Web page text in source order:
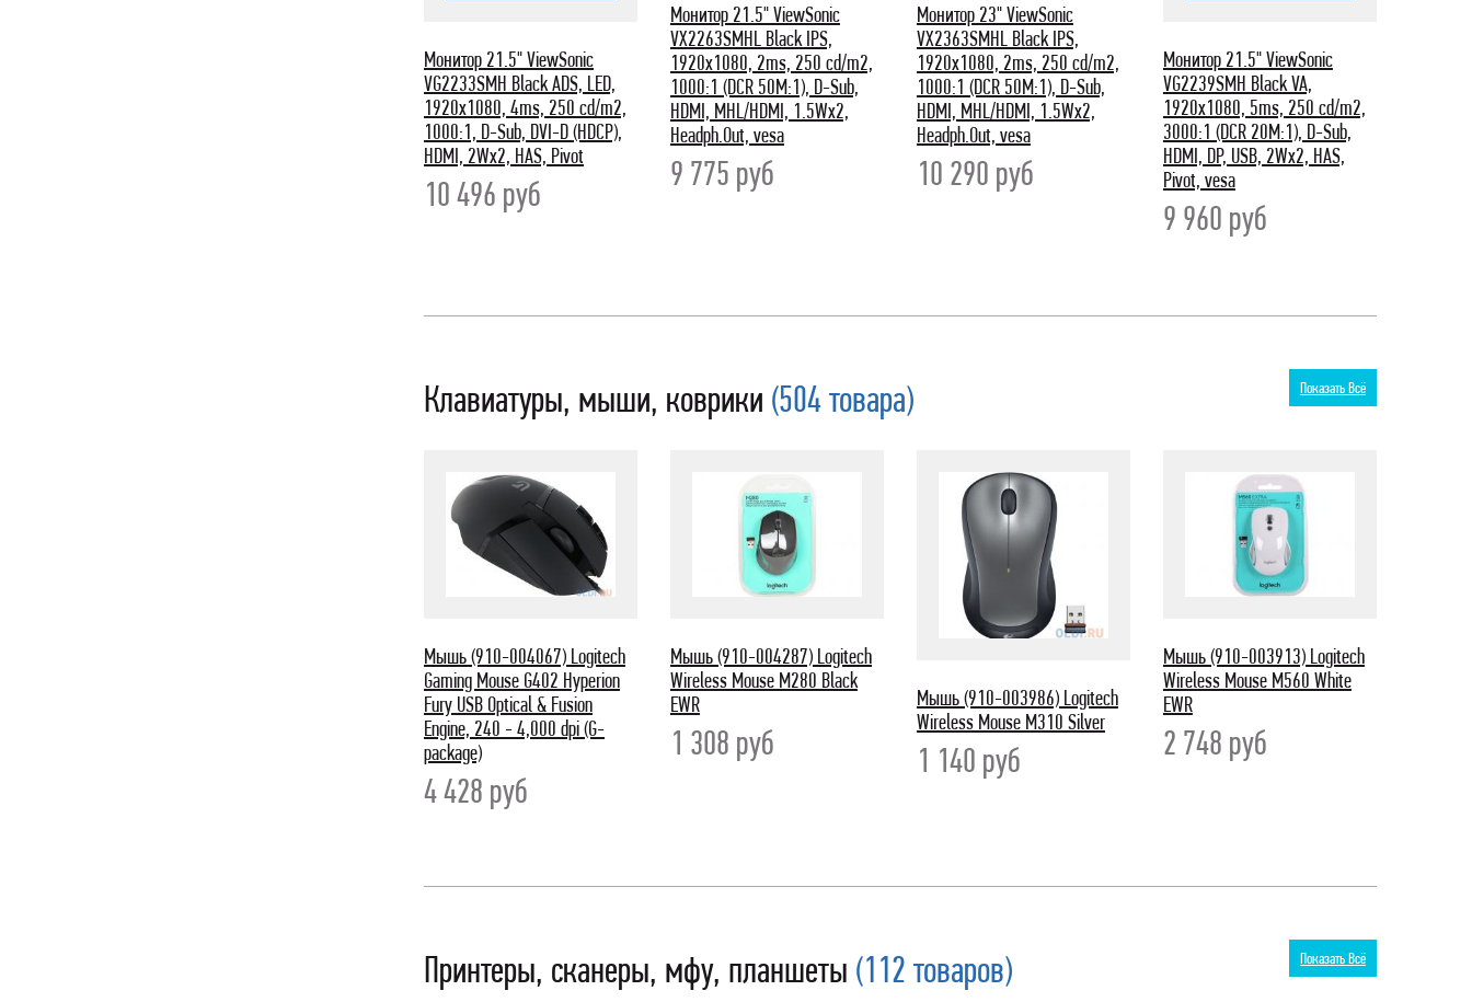
Монитор 21.5" ViewSonic
VG2233SMH Black ADS, LED,
1920x1080, 4ms, 250 cd/m2,
1000:1, D-Sub, DVI-D (HDCP),
HDMI, 2Wx2, HAS, Pivot
10 496 руб
Монитор 21.5" ViewSonic
VX2263SMHL Black IPS,
1920x1080, 2ms, 250 cd/m2,
1000:1 (DCR 50M:1), D-Sub,
HDMI, MHL/HDMI, 1.5Wx2,
Headph.Out, vesa
9 775 руб
Монитор 23" ViewSonic
VX2363SMHL Black IPS,
1920x1080, 2ms, 250 cd/m2,
1000:1 (DCR 50M:1), D-Sub,
HDMI, MHL/HDMI, 1.5Wx2,
Headph.Out, vesa
10 290 руб
Монитор 21.5" ViewSonic
VG2239SMH Black VA,
1920x1080, 5ms, 250 cd/m2,
3000:1 (DCR 20M:1), D-Sub,
HDMI, DP, USB, 2Wx2, HAS,
Pivot, vesa
9 960 руб
Клавиатуры, мыши, коврики (504 товара) Показать Всё
Мышь (910-004067) Logitech
Gaming Mouse G402 Hyperion
Fury USB Optical & Fusion
Engine, 240 - 4,000 dpi (G-
package)
4 428 руб
Мышь (910-004287) Logitech
Wireless Mouse M280 Black
EWR
1 308 руб
Мышь (910-003986) Logitech
Wireless Mouse M310 Silver
1 140 руб
Мышь (910-003913) Logitech
Wireless Mouse M560 White
EWR
2 748 руб
Принтеры, сканеры, мфу, планшеты (112 товаров) Показать Всё